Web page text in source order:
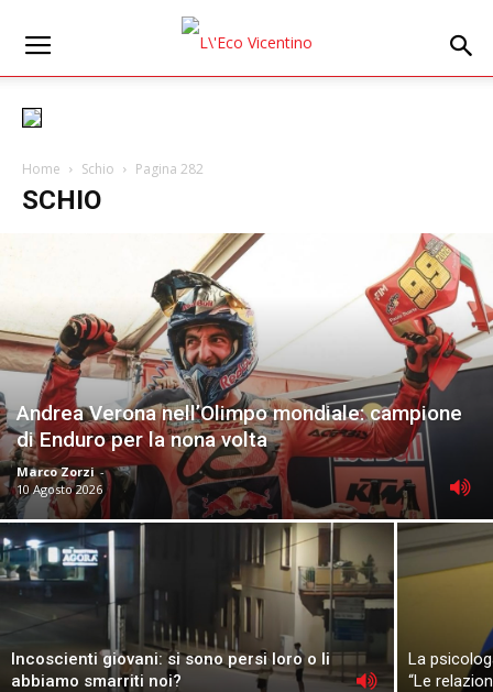
Home Schio Pagina 282
SCHIO
Andrea Verona nell’Olimpo mondiale: campione
di Enduro per la nona volta
Marco Zorzi -
10 Agosto 2026
Incoscienti giovani: si sono persi loro o li
abbiamo smarriti noi?
La
“Le